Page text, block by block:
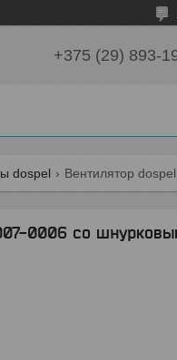
+375 (29) 893-
dospel
0006 со